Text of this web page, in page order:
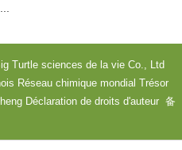
Turtle sciences de la vie Co., Ltd
Réseau chimique mondial Trésor
Déclaration de droits d'auteur 备